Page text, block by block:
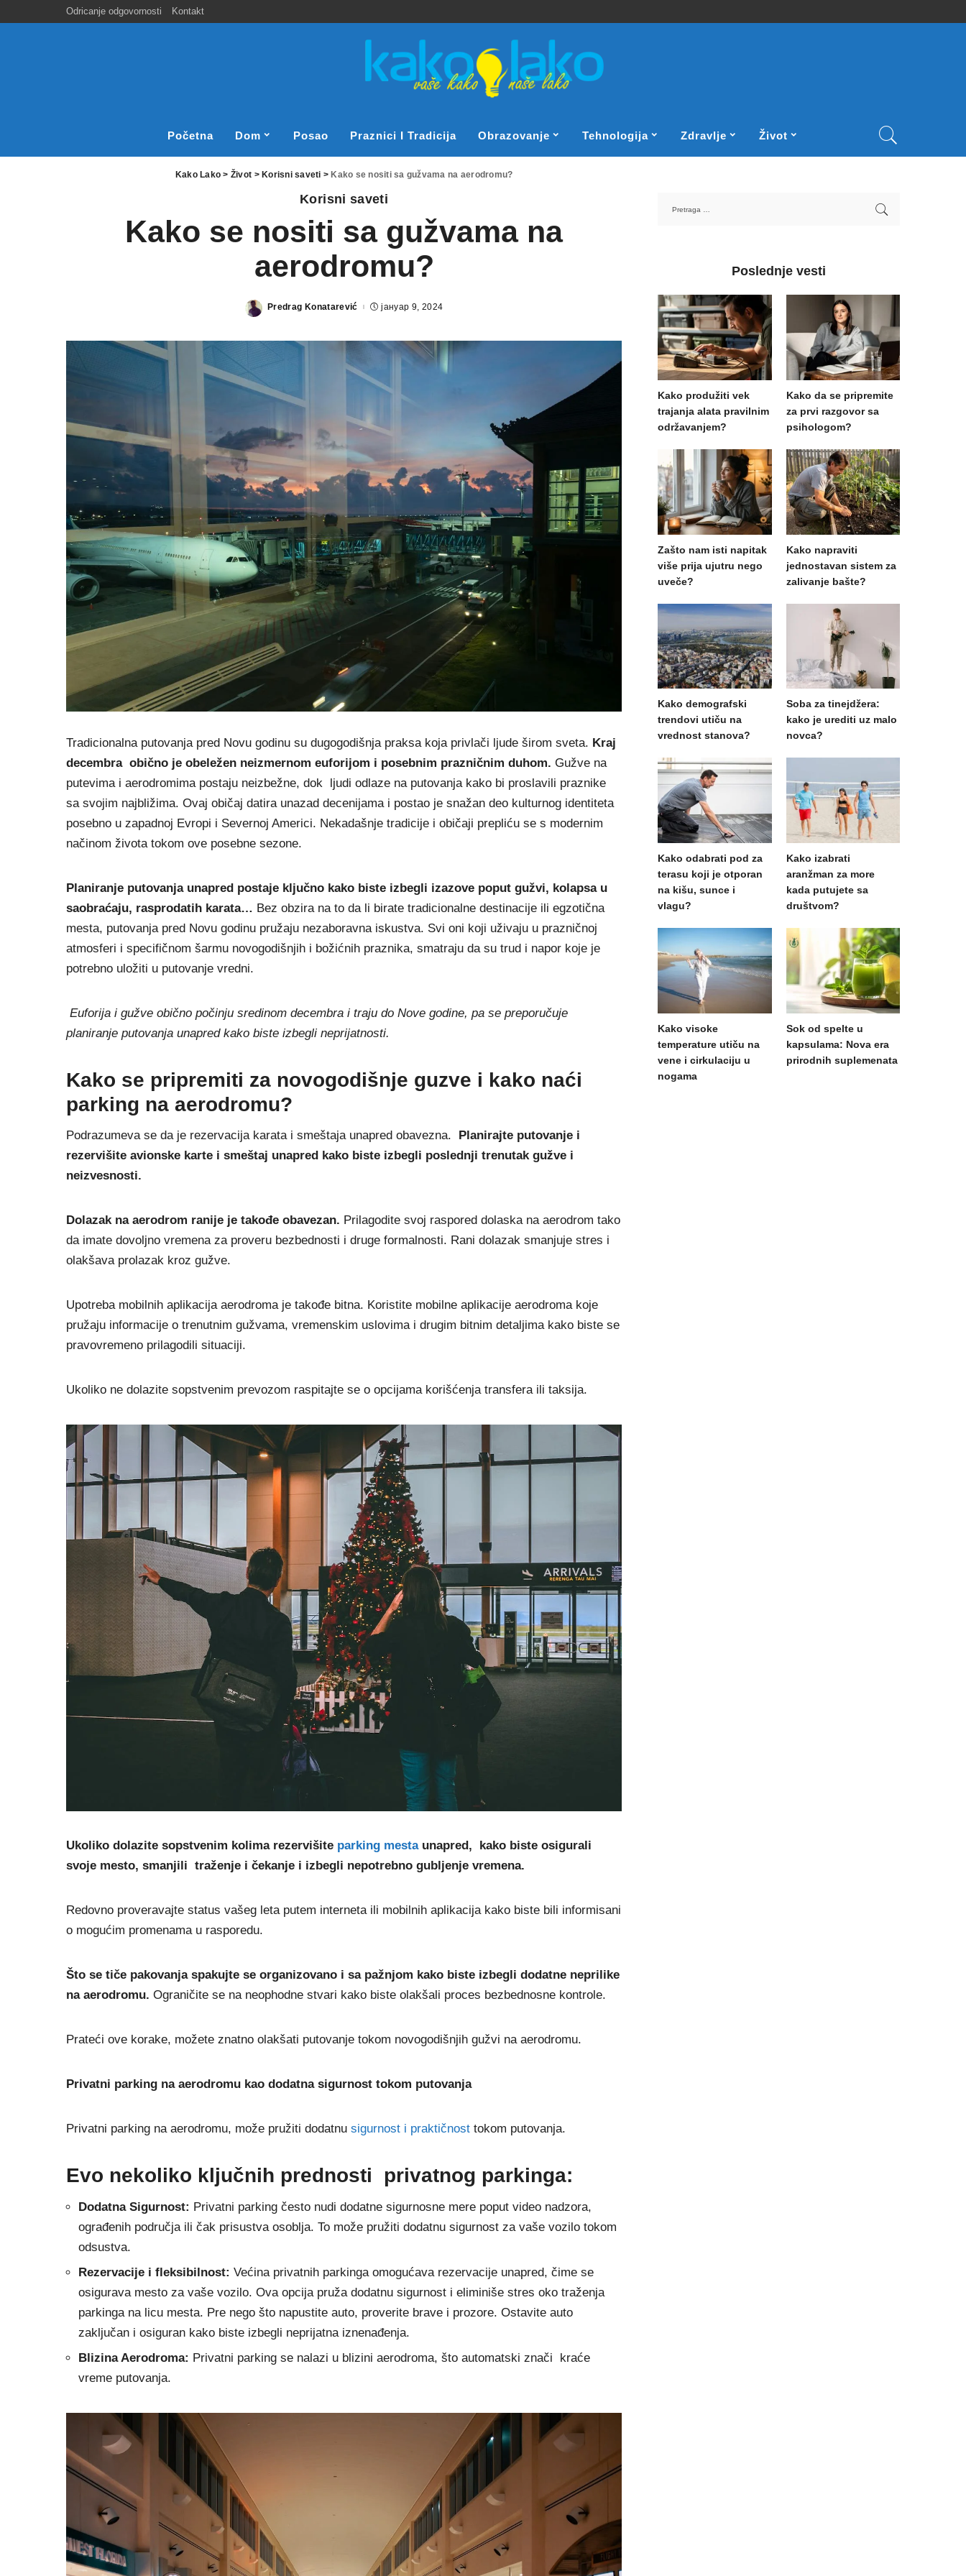
Odricanje odgovornosti Kontakt
Početna Dom Posao Praznici I Tradicija Obrazovanje Tehnologija Zdravlje Život
Kako Lako > Život > Korisni saveti > Kako se nositi sa gužvama na aerodromu?
Korisni saveti
Kako se nositi sa gužvama na
aerodromu?
Posted
Predrag Konatarević јануар 9, 2024
Tradicionalna putovanja pred Novu godinu su dugogodišnja praksa koja privlači ljude širom sveta. Kraj
decembra obično je obeležen neizmernom euforijom i posebnim prazničnim duhom. Gužve na
putevima i aerodromima postaju neizbežne, dok ljudi odlaze na putovanja kako bi proslavili praznike
sa svojim najbližima. Ovaj običaj datira unazad decenijama i postao je snažan deo kulturnog identiteta
posebno u zapadnoj Evropi i Severnoj Americi. Nekadašnje tradicije i običaji prepliću se s modernim
načinom života tokom ove posebne sezone.
Planiranje putovanja unapred postaje ključno kako biste izbegli izazove poput gužvi, kolapsa u
saobraćaju, rasprodatih karata… Bez obzira na to da li birate tradicionalne destinacije ili egzotična
mesta, putovanja pred Novu godinu pružaju nezaboravna iskustva. Svi oni koji uživaju u prazničnoj
atmosferi i specifičnom šarmu novogodišnjih i božićnih praznika, smatraju da su trud i napor koje je
potrebno uložiti u putovanje vredni.
Euforija i gužve obično počinju sredinom decembra i traju do Nove godine, pa se preporučuje
planiranje putovanja unapred kako biste izbegli neprijatnosti.
Kako se pripremiti za novogodišnje guzve i kako naći
parking na aerodromu?
Podrazumeva se da je rezervacija karata i smeštaja unapred obavezna.
Planirajte putovanje i
rezervišite avionske karte i smeštaj unapred kako biste izbegli poslednji trenutak gužve i
neizvesnosti.
Dolazak na aerodrom ranije je takođe obavezan. Prilagodite svoj raspored dolaska na aerodrom tako
da imate dovoljno vremena za proveru bezbednosti i druge formalnosti. Rani dolazak smanjuje stres i
olakšava prolazak kroz gužve.
Upotreba mobilnih aplikacija aerodroma je takođe bitna. Koristite mobilne aplikacije aerodroma koje
pružaju informacije o trenutnim gužvama, vremenskim uslovima i drugim bitnim detaljima kako biste se
pravovremeno prilagodili situaciji.
Ukoliko ne dolazite sopstvenim prevozom raspitajte se o opcijama korišćenja transfera ili taksija.
Ukoliko dolazite sopstvenim kolima rezervišite parking mesta unapred, kako biste osigurali
svoje mesto, smanjili traženje i čekanje i izbegli nepotrebno gubljenje vremena.
Redovno proveravajte status vašeg leta putem interneta ili mobilnih aplikacija kako biste bili informisani
o mogućim promenama u rasporedu.
Što se tiče pakovanja spakujte se organizovano i sa pažnjom kako biste izbegli dodatne neprilike
na aerodromu. Ograničite se na neophodne stvari kako biste olakšali proces bezbednosne kontrole.
Prateći ove korake, možete znatno olakšati putovanje tokom novogodišnjih gužvi na aerodromu.
Privatni parking na aerodromu kao dodatna sigurnost tokom putovanja
Privatni parking na aerodromu, može pružiti dodatnu sigurnost i praktičnost tokom putovanja.
Evo nekoliko ključnih prednosti privatnog parkinga:
Dodatna Sigurnost: Privatni parking često nudi dodatne sigurnosne mere poput video nadzora,
ograđenih područja ili čak prisustva osoblja. To može pružiti dodatnu sigurnost za vaše vozilo tokom
odsustva.
Rezervacije i fleksibilnost: Većina privatnih parkinga omogućava rezervacije unapred, čime se
osigurava mesto za vaše vozilo. Ova opcija pruža dodatnu sigurnost i eliminiše stres oko traženja
parkinga na licu mesta. Pre nego što napustite auto, proverite brave i prozore. Ostavite auto
zaključan i osiguran kako biste izbegli neprijatna iznenađenja.
Blizina Aerodroma: Privatni parking se nalazi u blizini aerodroma, što automatski znači kraće
vreme putovanja.
Poslednje vesti
Kako produžiti vek
trajanja alata pravilnim
održavanjem?
Kako da se pripremite
za prvi razgovor sa
psihologom?
Zašto nam isti napitak
više prija ujutru nego
uveče?
Kako napraviti
jednostavan sistem za
zalivanje bašte?
Kako demografski
trendovi utiču na
vrednost stanova?
Soba za tinejdžera:
kako je urediti uz malo
novca?
Kako odabrati pod za
terasu koji je otporan
na kišu, sunce i
vlagu?
Kako izabrati
aranžman za more
kada putujete sa
društvom?
Kako visoke
temperature utiču na
vene i cirkulaciju u
nogama
Sok od spelte u
kapsulama: Nova era
prirodnih suplemenata